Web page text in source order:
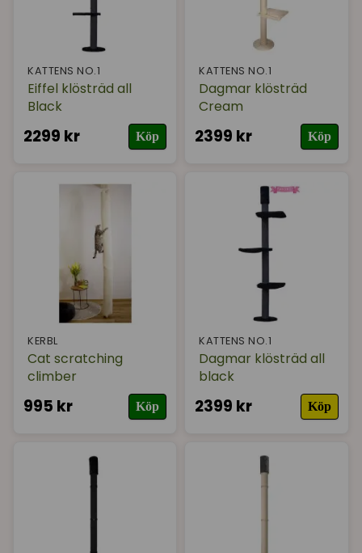
KATTENS NO.1
Eiffel klösträd all
Black
2299 kr Köp
KATTENS NO.1
Dagmar klösträd
Cream
2399 kr Köp
KERBL
Cat scratching
climber
995 kr Köp
KATTENS NO.1
Dagmar klösträd all
black
2399 kr Köp